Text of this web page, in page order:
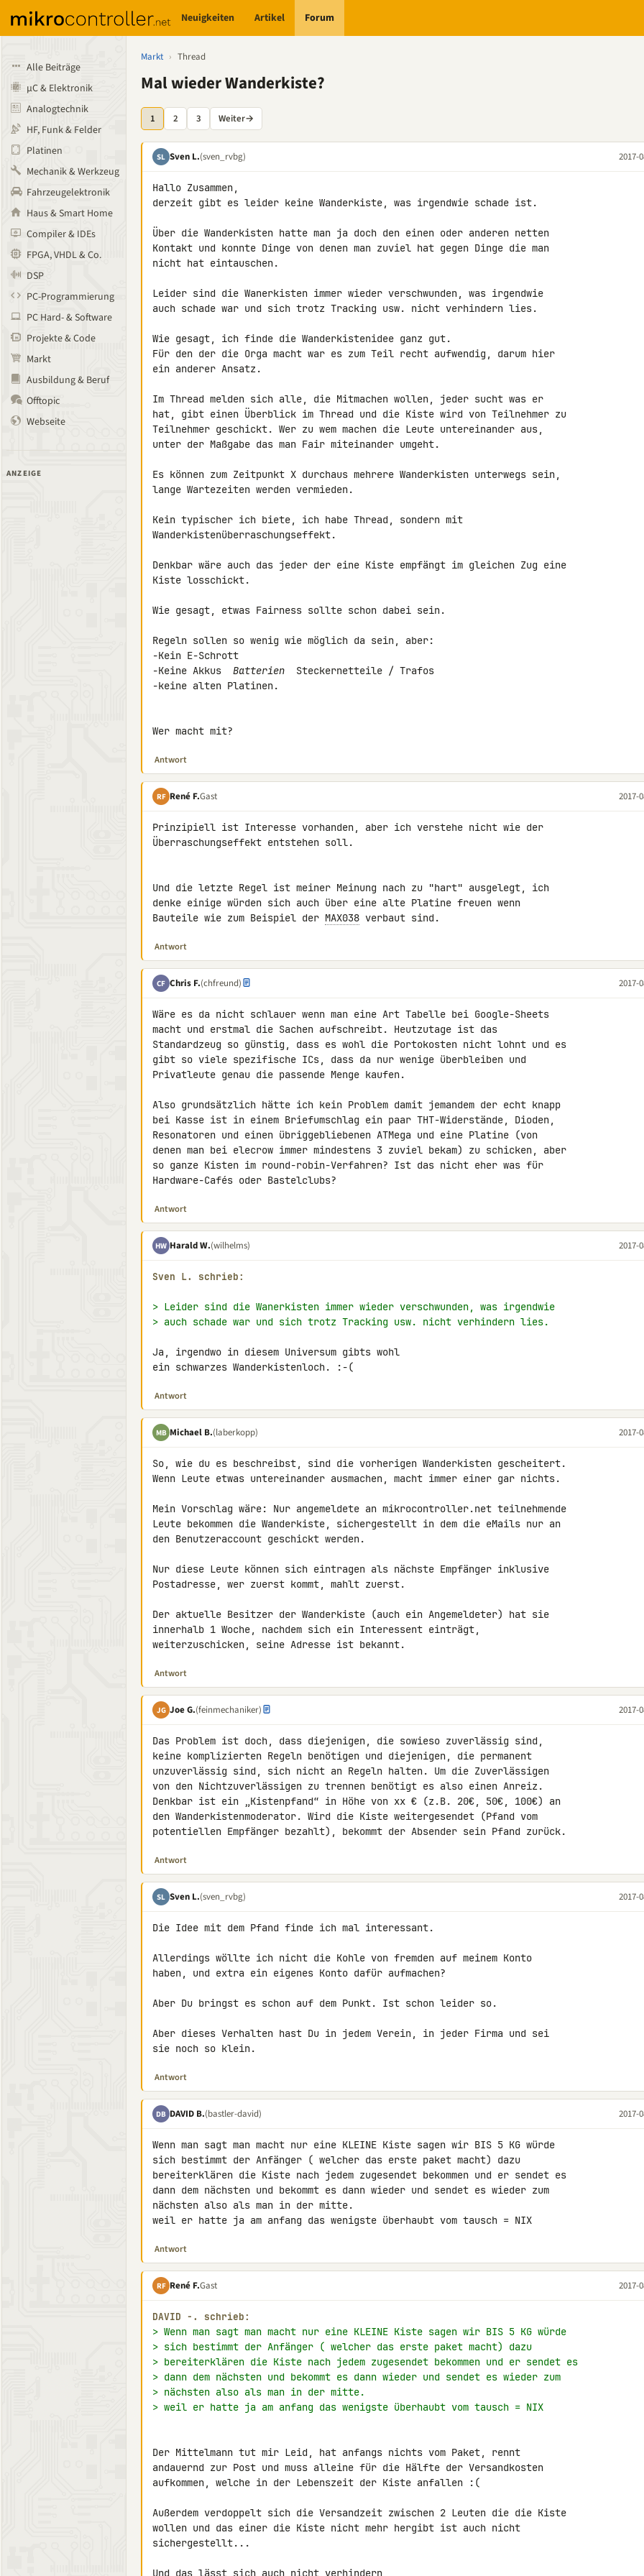
Neuigkeiten Artikel Forum
Alle Beiträge
µC & Elektronik
Analogtechnik
HF, Funk & Felder
Platinen
Mechanik & Werkzeug
Fahrzeugelektronik
Haus & Smart Home
Compiler & IDEs
FPGA, VHDL & Co.
DSP
PC-Programmierung
PC Hard- & Software
Projekte & Code
Markt
Ausbildung & Beruf
Offtopic
Webseite
ANZEIGE
Markt › Thread
Mal wieder Wanderkiste?
1 2 3 Weiter→
SL Sven L.(sven_rvbg) 2017-
Hallo Zusammen,
derzeit gibt es leider keine Wanderkiste, was irgendwie schade ist.
Über die Wanderkisten hatte man ja doch den einen oder anderen netten
Kontakt und konnte Dinge von denen man zuviel hat gegen Dinge die man
nicht hat eintauschen.
Leider sind die Wanerkisten immer wieder verschwunden, was irgendwie
auch schade war und sich trotz Tracking usw. nicht verhindern lies.
Wie gesagt, ich finde die Wanderkistenidee ganz gut.
Für den der die Orga macht war es zum Teil recht aufwendig, darum hier
ein anderer Ansatz.
Im Thread melden sich alle, die Mitmachen wollen, jeder sucht was er
hat, gibt einen Überblick im Thread und die Kiste wird von Teilnehmer zu
Teilnehmer geschickt. Wer zu wem machen die Leute untereinander aus,
unter der Maßgabe das man Fair miteinander umgeht.
Es können zum Zeitpunkt X durchaus mehrere Wanderkisten unterwegs sein,
lange Wartezeiten werden vermieden.
Kein typischer ich biete, ich habe Thread, sondern mit
Wanderkistenüberraschungseffekt.
Denkbar wäre auch das jeder der eine Kiste empfängt im gleichen Zug eine
Kiste losschickt.
Wie gesagt, etwas Fairness sollte schon dabei sein.
Regeln sollen so wenig wie möglich da sein, aber:
-Kein E-Schrott
-Keine Akkus
Batterien
Steckernetteile / Trafos
-keine alten Platinen.
Wer macht mit?
Antwort
RF René F.Gast 2017-
Prinzipiell ist Interesse vorhanden, aber ich verstehe nicht wie der
Überraschungseffekt entstehen soll.
Und die letzte Regel ist meiner Meinung nach zu "hart" ausgelegt, ich
denke einige würden sich auch über eine alte Platine freuen wenn
Bauteile wie zum Beispiel der MAX038 verbaut sind.
Antwort
CF Chris F.(chfreund) 2017-
Wäre es da nicht schlauer wenn man eine Art Tabelle bei Google-Sheets
macht und erstmal die Sachen aufschreibt. Heutzutage ist das
Standardzeug so günstig, dass es wohl die Portokosten nicht lohnt und es
gibt so viele spezifische ICs, dass da nur wenige überbleiben und
Privatleute genau die passende Menge kaufen.
Also grundsätzlich hätte ich kein Problem damit jemandem der echt knapp
bei Kasse ist in einem Briefumschlag ein paar THT-Widerstände, Dioden,
Resonatoren und einen übriggebliebenen ATMega und eine Platine (von
denen man bei elecrow immer mindestens 3 zuviel bekam) zu schicken, aber
so ganze Kisten im round-robin-Verfahren? Ist das nicht eher was für
Hardware-Cafés oder Bastelclubs?
Antwort
HW Harald W.(wilhelms) 2017-
Sven L. schrieb:
> Leider sind die Wanerkisten immer wieder verschwunden, was irgendwie
> auch schade war und sich trotz Tracking usw. nicht verhindern lies.
Ja, irgendwo in diesem Universum gibts wohl
ein schwarzes Wanderkistenloch. :-(
Antwort
MB Michael B.(laberkopp) 2017-
So, wie du es beschreibst, sind die vorherigen Wanderkisten gescheitert.
Wenn Leute etwas untereinander ausmachen, macht immer einer gar nichts.
Mein Vorschlag wäre: Nur angemeldete an mikrocontroller.net teilnehmende
Leute bekommen die Wanderkiste, sichergestellt in dem die eMails nur an
den Benutzeraccount geschickt werden.
Nur diese Leute können sich eintragen als nächste Empfänger inklusive
Postadresse, wer zuerst kommt, mahlt zuerst.
Der aktuelle Besitzer der Wanderkiste (auch ein Angemeldeter) hat sie
innerhalb 1 Woche, nachdem sich ein Interessent einträgt,
weiterzuschicken, seine Adresse ist bekannt.
Antwort
JG Joe G.(feinmechaniker) 2017-
Das Problem ist doch, dass diejenigen, die sowieso zuverlässig sind,
keine komplizierten Regeln benötigen und diejenigen, die permanent
unzuverlässig sind, sich nicht an Regeln halten. Um die Zuverlässigen
von den Nichtzuverlässigen zu trennen benötigt es also einen Anreiz.
Denkbar ist ein „Kistenpfand“ in Höhe von xx € (z.B. 20€, 50€, 100€) an
den Wanderkistenmoderator. Wird die Kiste weitergesendet (Pfand vom
potentiellen Empfänger bezahlt), bekommt der Absender sein Pfand zurück.
Antwort
SL Sven L.(sven_rvbg) 2017-
Die Idee mit dem Pfand finde ich mal interessant.
Allerdings wöllte ich nicht die Kohle von fremden auf meinem Konto
haben, und extra ein eigenes Konto dafür aufmachen?
Aber Du bringst es schon auf dem Punkt. Ist schon leider so.
Aber dieses Verhalten hast Du in jedem Verein, in jeder Firma und sei
sie noch so klein.
Antwort
DB DAVID B.(bastler-david) 2017-
Wenn man sagt man macht nur eine KLEINE Kiste sagen wir BIS 5 KG würde
sich bestimmt der Anfänger ( welcher das erste paket macht) dazu
bereiterklären die Kiste nach jedem zugesendet bekommen und er sendet es
dann dem nächsten und bekommt es dann wieder und sendet es wieder zum
nächsten also als man in der mitte.
weil er hatte ja am anfang das wenigste überhaubt vom tausch = NIX
Antwort
RF René F.Gast 2017-
DAVID -. schrieb:
> Wenn man sagt man macht nur eine KLEINE Kiste sagen wir BIS 5 KG würde
> sich bestimmt der Anfänger ( welcher das erste paket macht) dazu
> bereiterklären die Kiste nach jedem zugesendet bekommen und er sendet es
> dann dem nächsten und bekommt es dann wieder und sendet es wieder zum
> nächsten also als man in der mitte.
> weil er hatte ja am anfang das wenigste überhaubt vom tausch = NIX
Der Mittelmann tut mir Leid, hat anfangs nichts vom Paket, rennt
andauernd zur Post und muss alleine für die Hälfte der Versandkosten
aufkommen, welche in der Lebenszeit der Kiste anfallen :(
Außerdem verdoppelt sich die Versandzeit zwischen 2 Leuten die die Kiste
wollen und das einer die Kiste nicht mehr hergibt ist auch nicht
sichergestellt...
Und das lässt sich auch nicht verhindern,